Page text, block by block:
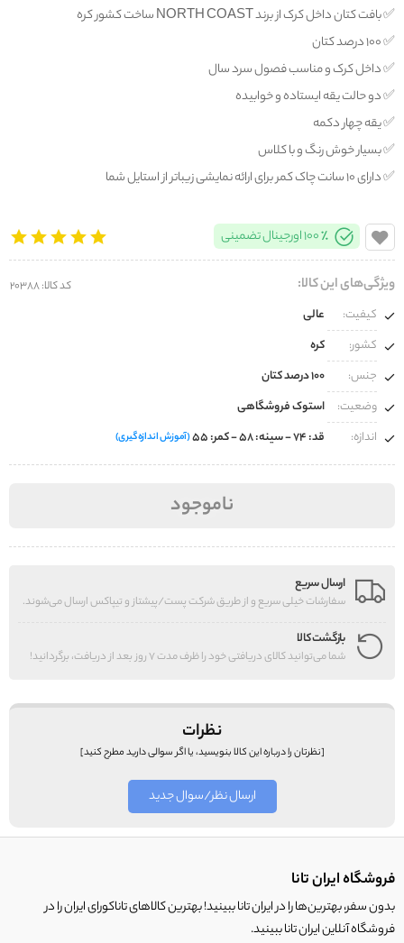
✅️ بافت کتان داخل کرک از برند NORTH COAST ساخت کشور کره
✅️ 100 درصد کتان
✅️ داخل کرک و مناسب فصول سرد سال
✅️ دو حالت یقه ایستاده و خوابیده
✅️ یقه چهار دکمه
✅️ بسیار خوش رنگ و با کلاس
✅️ دارای 10 سانت چاک کمر برای ارائه نمایشی زیباتر از استایل شما
100% اورجینال تضمینی
ویژگی‌های این کالا: کد کالا: 20388
کیفیت:
عالی
کشور:
کره
جنس:
وضعیت:
استوک فروشگاهی
اندازه:
قد: ۷۴ - سینه: ۵۸ - کمر: ۵۵ (آموزش اندازه‌گیری)
ناموجود
ارسال سریع
سفارشات خیلی سریع و از طریق شرکت پست/پیشتاز و تیپاکس ارسال می‌شوند.
بازگشت کالا
شما می‌توانید کالای دریافتی خود را ظرف مدت 7 روز بعد از دریافت، برگردانید!
نظرات
[نظرتان را درباره این کالا بنویسید، یا اگر سوالی دارید مطرح کنید]
ارسال نظر/سوال جدید
فروشگاه ایران تانا
بدون سفر، بهترین‌ها را در ایران تانا ببینید! بهترین کالاهای تاناکورای ایران را در
فروشگاه آنلاین ایران تانا ببینید.